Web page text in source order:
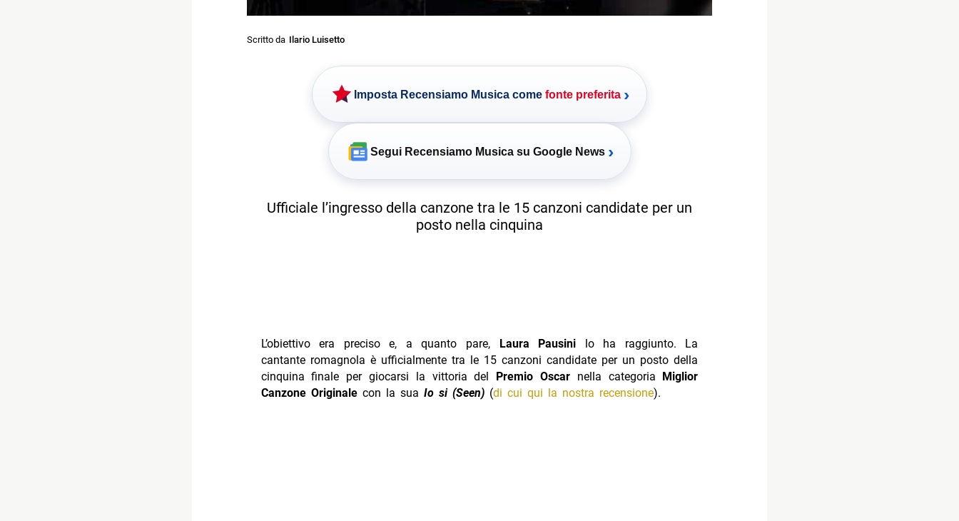
Scritto da Ilario Luisetto
Imposta Recensiamo Musica come fonte preferita ›
Segui Recensiamo Musica su Google News ›
Ufficiale l’ingresso della canzone tra le 15 canzoni candidate per un
posto nella cinquina
L’obiettivo era preciso e, a quanto pare, Laura Pausini lo ha raggiunto. La
cantante romagnola è ufficialmente tra le 15 canzoni candidate per un posto della
cinquina finale per giocarsi la vittoria del Premio Oscar nella categoria Miglior
Canzone Originale con la sua Io si (Seen)(di cui qui la nostra recensione).